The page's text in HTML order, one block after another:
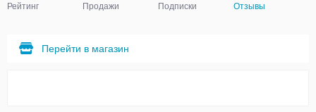
Рейтинг Продажи Подписки Отзывы
Перейти в магазин